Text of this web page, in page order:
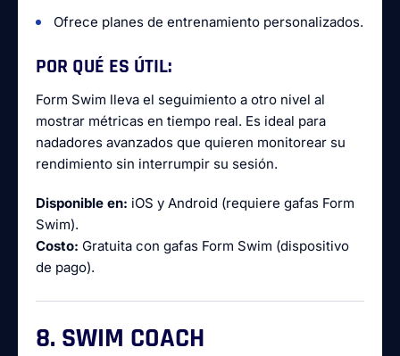
Ofrece planes de entrenamiento personalizados.
POR QUÉ ES ÚTIL:
Form Swim lleva el seguimiento a otro nivel al
mostrar métricas en tiempo real. Es ideal para
nadadores avanzados que quieren monitorear su
rendimiento sin interrumpir su sesión.
Disponible en: iOS y Android (requiere gafas Form
Swim).
Costo: Gratuita con gafas Form Swim (dispositivo
de pago).
8. SWIM COACH